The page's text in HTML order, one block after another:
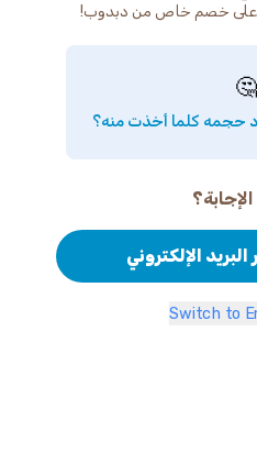
على خصم خاص من دبدوب!
🤔
حجمه كلما أخذت منه؟
الإلكتروني
Switch to